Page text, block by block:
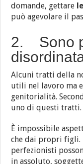
domande, gettare
può agevolare il
2. Sono
Alcuni tratti della
utili nel lavoro ma
genitorialità.
uno di questi tratti.
È impossibile
che dai propri figli.
perfezionisti
in assoluto,